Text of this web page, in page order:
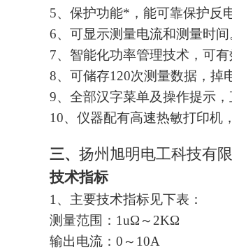
5、保护功能*，能可靠保护反
6、可显示测量电流和测量时间
7、智能化功率管理技术，可有
8、可储存120次测量数据，掉
9、全部汉字菜单及操作提示，
10、仪器配有高速热敏打印机
三、 扬州旭明电工科技有
技术指标
1、主要技术指标见下表：
测量范围：1uΩ～2KΩ
输出电流：0～10A